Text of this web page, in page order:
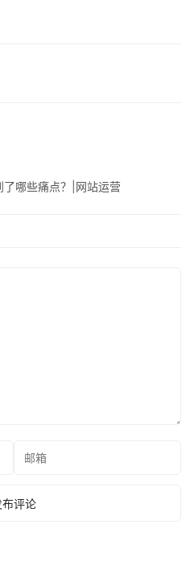
了哪些痛点？|网站运营